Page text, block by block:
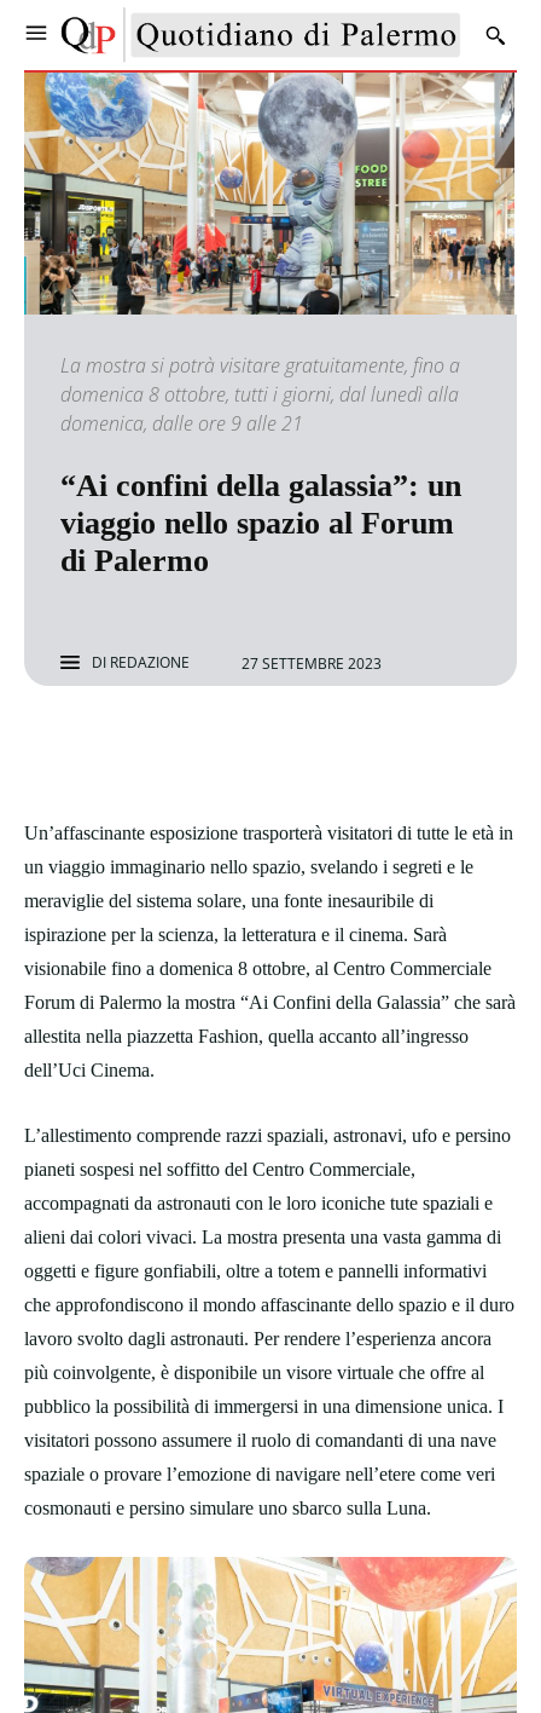
La mostra si potrà visitare gratuitamente, fino a
domenica 8 ottobre, tutti i giorni, dal lunedì alla
domenica, dalle ore 9 alle 21
“Ai confini della galassia”: un
viaggio nello spazio al Forum
di Palermo
DI REDAZIONE 27 SETTEMBRE 2023
Un’affascinante esposizione trasporterà visitatori di tutte le età in
un viaggio immaginario nello spazio, svelando i segreti e le
meraviglie del sistema solare, una fonte inesauribile di
ispirazione per la scienza, la letteratura e il cinema. Sarà
visionabile fino a domenica 8 ottobre, al Centro Commerciale
Forum di Palermo la mostra “Ai Confini della Galassia” che sarà
allestita nella piazzetta Fashion, quella accanto all’ingresso
dell’Uci Cinema.
L’allestimento comprende razzi spaziali, astronavi, ufo e persino
pianeti sospesi nel soffitto del Centro Commerciale,
accompagnati da astronauti con le loro iconiche tute spaziali e
alieni dai colori vivaci. La mostra presenta una vasta gamma di
oggetti e figure gonfiabili, oltre a totem e pannelli informativi
che approfondiscono il mondo affascinante dello spazio e il duro
lavoro svolto dagli astronauti. Per rendere l’esperienza ancora
più coinvolgente, è disponibile un visore virtuale che offre al
pubblico la possibilità di immergersi in una dimensione unica. I
visitatori possono assumere il ruolo di comandanti di una nave
spaziale o provare l’emozione di navigare nell’etere come veri
cosmonauti e persino simulare uno sbarco sulla Luna.